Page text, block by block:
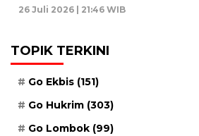
26 Juli 2026 | 21:46 WIB
TOPIK TERKINI
Go Ekbis (151)
Go Hukrim (303)
Go Lombok (99)